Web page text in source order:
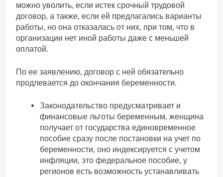
можно уволить, если истек срочный трудовой
договор, а также, если ей предлагались варианты
работы, но она отказалась от них, при том, что в
организации нет иной работы даже с меньшей
оплатой.
По ее заявлению, договор с ней обязательно
продлевается до окончания беременности.
Законодательство предусматривает и
финансовые льготы беременным, женщина
получает от государства единовременное
пособие сразу после постановки на учет по
беременности, оно индексируется с учетом
инфляции, это федеральное пособие, у
регионов есть возможность устанавливать